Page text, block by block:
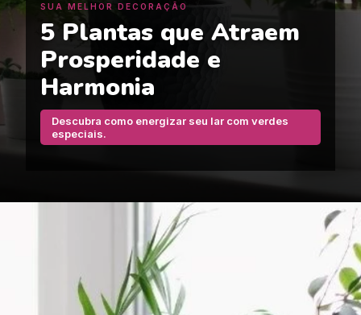
SUA MELHOR DECORAÇÃO
5 Plantas que Atraem
Prosperidade e
Harmonia
Descubra como energizar seu lar com verdes
especiais.